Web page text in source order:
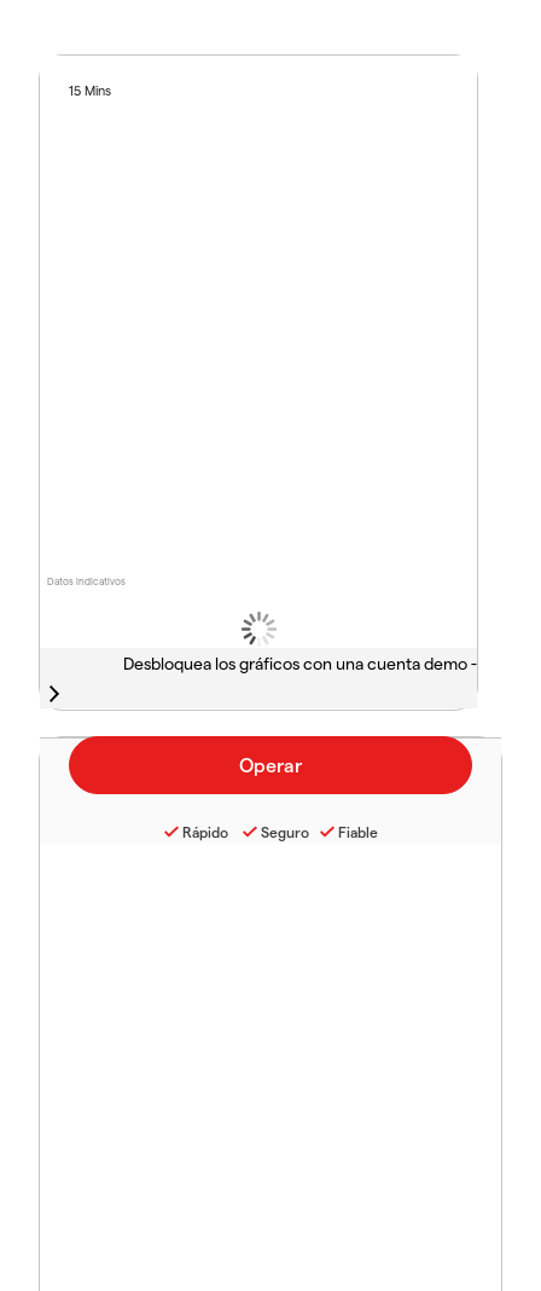
Datos indicativos
15 Mins
Desbloquea los gráficos con una cuenta demo -
Rápido Seguro Fiable